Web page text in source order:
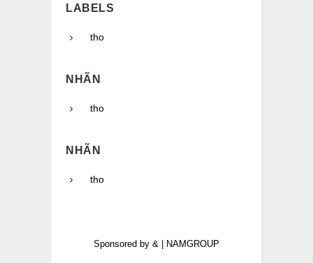
LABELS
tho
NHÃN
tho
NHÃN
tho
Sponsored by & NAMGROUP